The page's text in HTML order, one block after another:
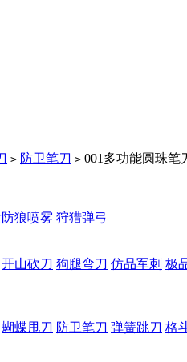
> 防卫笔刀 > 001多功能圆珠笔
狼喷雾 狩猎弹弓
开山砍刀 狗腿弯刀 仿品军刺 极
蝴蝶甩刀 防卫笔刀 弹簧跳刀 格